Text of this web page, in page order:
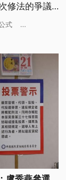
修法的爭議
劃法未來應
式 ...